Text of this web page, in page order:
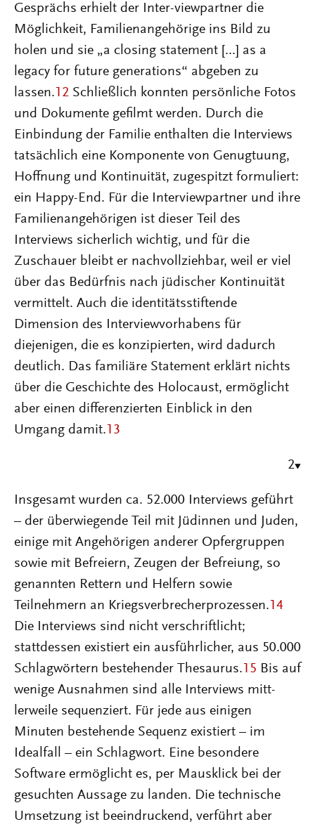
Gesprächs erhielt der Inter-viewpartner die
Möglichkeit, Familienangehörige ins Bild zu
holen und sie „a closing statement [...] as a
legacy for future generations“ abgeben zu
lassen.12 Schließlich konnten persönliche Fotos
und Dokumente gefilmt werden. Durch die
Einbindung der Familie enthalten die Interviews
tatsächlich eine Komponente von Genugtuung,
Hoffnung und Kontinuität, zugespitzt formuliert:
ein Happy-End. Für die Interviewpartner und ihre
Familienangehörigen ist dieser Teil des
Interviews sicherlich wichtig, und für die
Zuschauer bleibt er nachvollziehbar, weil er viel
über das Bedürfnis nach jüdischer Kontinuität
vermittelt. Auch die identitätsstiftende
Dimension des Interviewvorhabens für
diejenigen, die es konzipierten, wird dadurch
deutlich. Das familiäre Statement erklärt nichts
über die Geschichte des Holocaust, ermöglicht
aber einen differenzierten Einblick in den
Umgang damit.13
2
Insgesamt wurden ca. 52.000 Interviews geführt
– der überwiegende Teil mit Jüdinnen und Juden,
einige mit Angehörigen anderer Opfergruppen
sowie mit Befreiern, Zeugen der Befreiung, so
genannten Rettern und Helfern sowie
Teilnehmern an Kriegsverbrecherprozessen.14
Die Interviews sind nicht verschriftlicht;
stattdessen existiert ein ausführlicher, aus 50.000
Schlagwörtern bestehender Thesaurus.15 Bis auf
wenige Ausnahmen sind alle Interviews mitt-
lerweile sequenziert. Für jede aus einigen
Minuten bestehende Sequenz existiert – im
Idealfall – ein Schlagwort. Eine besondere
Software ermöglicht es, per Mausklick bei der
gesuchten Aussage zu landen. Die technische
Umsetzung ist beeindruckend, verführt aber